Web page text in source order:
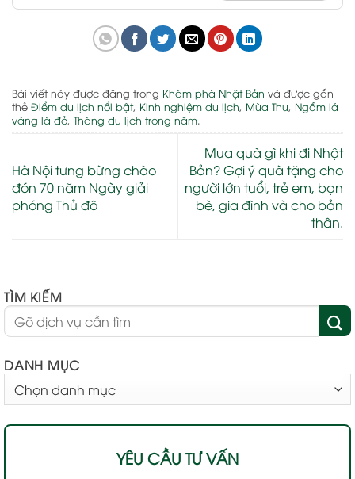
Bài viết này được đăng trong Khám phá Nhật Bản và được gắn
thẻ Điểm du lịch nổi bật, Kinh nghiệm du lịch, Mùa Thu, Ngắm lá
vàng lá đỏ, Tháng du lịch trong năm.
Hà Nội tưng bừng chào
đón 70 năm Ngày giải
phóng Thủ đô
Mua quà gì khi đi Nhật
Bản? Gợi ý quà tặng cho
người lớn tuổi, trẻ em, bạn
bè, gia đình và cho bản
thân.
TÌM KIẾM
DANH MỤC
MỤC
YÊU CẦU TƯ VẤN